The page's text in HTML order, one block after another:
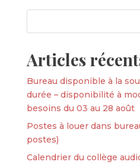
Articles
Bureau disponible à la
durée – disponibilité à
besoins du 03 au 28 août
Postes à louer dans
postes)
Calendrier du collège